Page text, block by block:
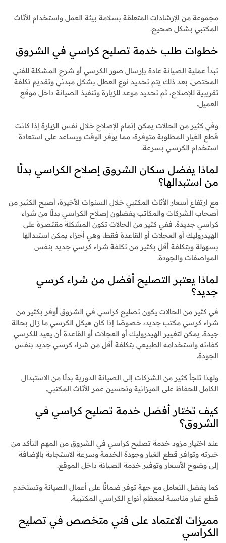
مجموعة من الإرشادات المتعلقة بسلامة بيئة العمل واستخدام الأثاث
المكتبي بشكل صحيح.
خطوات طلب خدمة تصليح كراسي في الشروق
تبدأ عملية الصيانة عادة بإرسال صور الكرسي أو شرح المشكلة للفني
المختص. بعد ذلك يتم تحديد نوع العطل بشكل مبدئي وتقديم تكلفة
تقريبية للإصلاح، ثم تحديد موعد للزيارة وتنفيذ الصيانة داخل موقع
العميل.
وفي كثير من الحالات يمكن إتمام الإصلاح خلال نفس الزيارة إذا كانت
قطع الغيار المطلوبة متوفرة، مما يوفر الوقت ويساعد على استعادة
استخدام الكرسي بسرعة.
لماذا يفضل سكان الشروق إصلاح الكراسي بدلًا
من استبدالها؟
مع ارتفاع أسعار الأثاث المكتبي خلال السنوات الأخيرة، أصبح الكثير من
أصحاب الشركات والمكاتب يفضلون إصلاح الكراسي بدلًا من شراء
كراسي جديدة. ففي كثير من الحالات تكون المشكلة مقتصرة على
الهيدروليك أو العجلات أو القاعدة فقط، وهي أجزاء يمكن استبدالها
بسهولة وبتكلفة أقل بكثير من تكلفة شراء كرسي جديد بنفس
المواصفات والجودة.
لماذا يعتبر التصليح أفضل من شراء كرسي
جديد؟
في كثير من الحالات يكون تصليح كراسي في الشروق أوفر بكثير من
شراء كرسي مكتب جديد، خصوصًا إذا كان هيكل الكرسي ما زال بحالة
جيدة. يمكن لتغيير الهيدروليك أو العجلات أو القاعدة أن يعيد للكرسي
كفاءته واستخدامه الطبيعي بتكلفة أقل من شراء كرسي جديد بنفس
الجودة.
ولهذا تلجأ كثير من الشركات إلى الصيانة الدورية بدلًا من الاستبدال
الكامل للحفاظ على الميزانية وتحسين عمر الأثاث المكتبي.
كيف تختار أفضل خدمة تصليح كراسي في
الشروق؟
عند اختيار مزود خدمة تصليح كراسي في الشروق من المهم التأكد من
خبرته وتوافر قطع الغيار وجودة الخدمة وسرعة الاستجابة بالإضافة
إلى وضوح الأسعار وتوفير خدمة الصيانة داخل الموقع.
كما يفضل التعامل مع جهة توفر ضمانًا على أعمال الصيانة وتستخدم
قطع غيار مناسبة لمعظم أنواع الكراسي المكتبية.
مميزات الاعتماد على فني متخصص في تصليح
الكراسي